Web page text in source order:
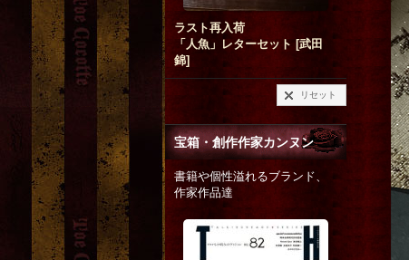
ラスト再入荷
「人魚」レターセット [武田
錦]
リセット
宝箱・創作作家カンヌン
書籍や個性溢れるブランド、
作家作品達